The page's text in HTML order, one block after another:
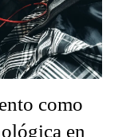
como
en